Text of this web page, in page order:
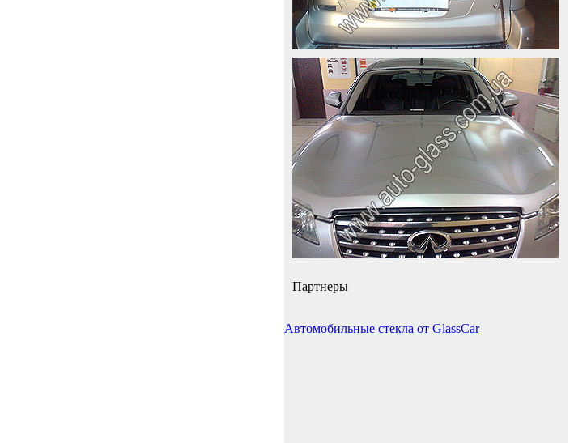
Партнеры
Автомобильные стекла от GlassCar